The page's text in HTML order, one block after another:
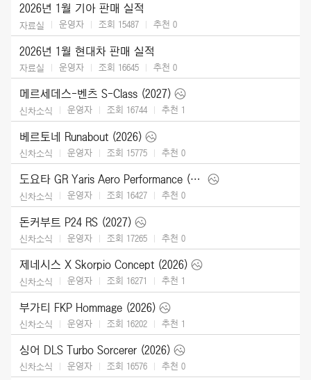
2026년 1월 기아 판매 실적
자료실 운영자 조회 15487 추천 0
2026년 1월 현대차 판매 실적
자료실 운영자 조회 16645 추천 0
메르세데스-벤츠 S-Class (2027)
신차소식 운영자 조회 16744 추천 1
베르토네 Runabout (2026)
신차소식 운영자 조회 15775 추천 0
도요타 GR Yaris Aero Performance (2026)
신차소식 운영자 조회 16427 추천 0
돈커부트 P24 RS (2027)
신차소식 운영자 조회 17265 추천 0
제네시스 X Skorpio Concept (2026)
신차소식 운영자 조회 16271 추천 1
부가티 FKP Hommage (2026)
신차소식 운영자 조회 16202 추천 1
싱어 DLS Turbo Sorcerer (2026)
신차소식 운영자 조회 16576 추천 0